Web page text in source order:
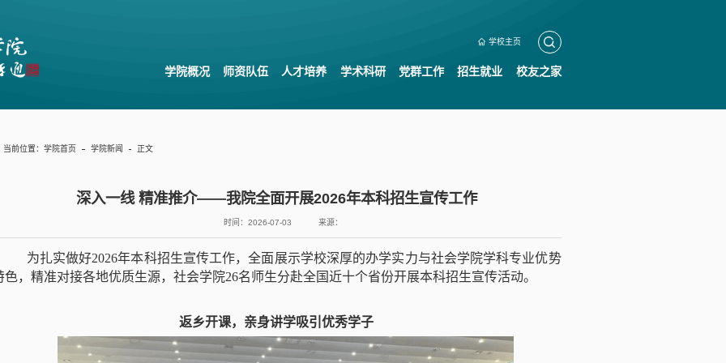
学校主页
学院概况 师资队伍 人才培养 学术科研 党群工作 招生就业 校友之家
当前位置： 学院首页 学院新闻 正文
深入一线 精准推介——我院全面开展2026年本科招生宣传工作
时间：2026-07-03 来源：
为扎实做好2026年本科招生宣传工作，全面展示学校深厚的办学实力与社会学院学科专业优势
色，精准对接各地优质生源，社会学院26名师生分赴全国近十个省份开展本科招生宣传活动。
返乡开课， 亲身讲学吸引优秀学子